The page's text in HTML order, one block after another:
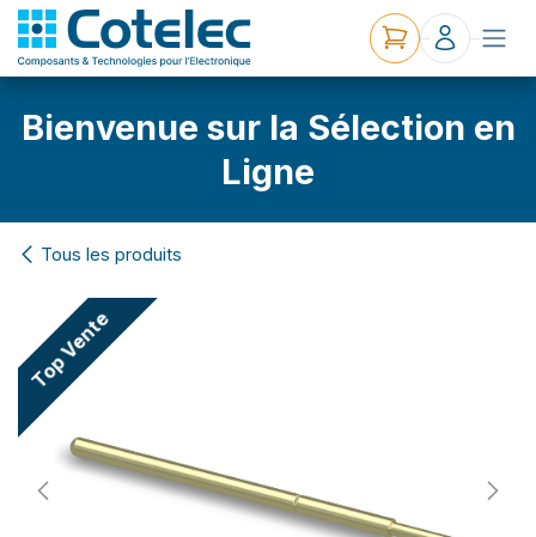
Bienvenue sur la Sélection en
Ligne
Tous les produits
Top Vente